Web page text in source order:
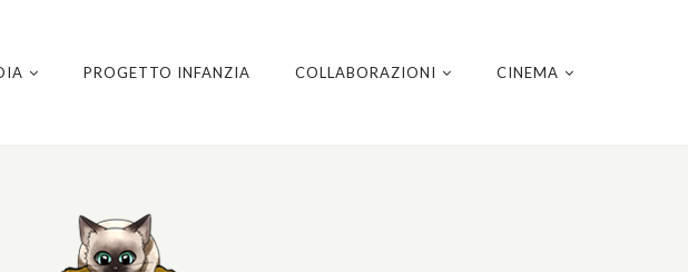
PROGETTO INFANZIA COLLABORAZIONI CINEMA